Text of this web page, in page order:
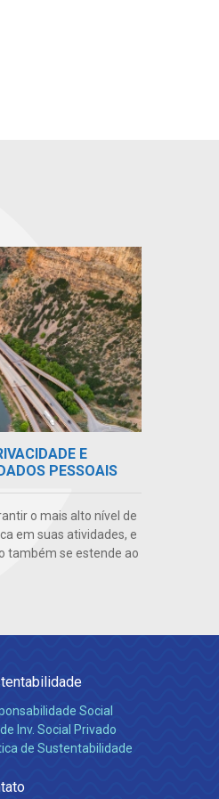
E
PESSOAIS
o mais alto nível de
em suas atividades, e
também se estende ao
Social
Inv. Social Privado
de Sustentabilidade